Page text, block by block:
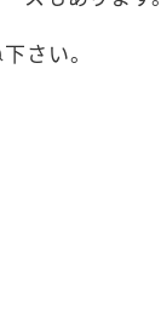
さい。